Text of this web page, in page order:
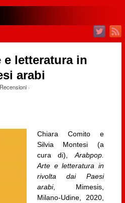
e letteratura in
arabi
Recensioni·
Chiara Comito e
Silvia Montesi (a
cura di),Arabpop.
Arte e letteratura in
rivolta dai Paesi
arabi, Mimesis,
Milano-Udine, 2020,